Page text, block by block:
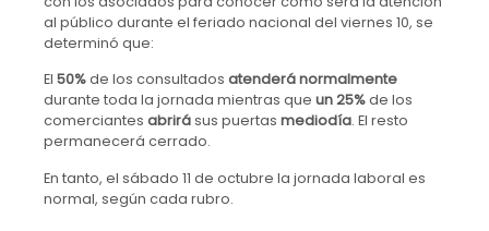
al público durante el feriado nacional del viernes 10, se
determinó que:
El 50%de los consultados atenderá normalmente
durante toda la jornada mientras que un 25%de los
comerciantes abrirásus puertas mediodía. El resto
permanecerá cerrado.
En tanto, el sábado 11 de octubre la jornada laboral es
normal, según cada rubro.